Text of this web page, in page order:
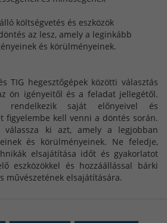
költségvetés és eszközök
az lesz, amely a leginkább
és körülményeinek.
TIG hegesztőgépek közötti választás
ön igényeitől és a feladat jellegétől.
rendelkezik saját előnyeivel és
figyelembe kell venni a döntés során.
válassza ki azt, amely a legjobban
és körülményeinek. Ne feledje,
elsajátítása időt és gyakorlatot
eszközökkel és hozzáállással bárki
művészetének elsajátítására.